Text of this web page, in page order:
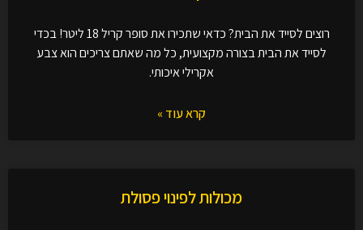
רוצים לסייד את הבית? כדאי שתכירו את סופר קריל 18 ליטר! בכדי
לסייד את הבית בצורה מקצועית, כל מה שאתם צריכים הוא צבע
אקרילי איכותי.
קרא עוד »
מכולות לפינוי פסולת